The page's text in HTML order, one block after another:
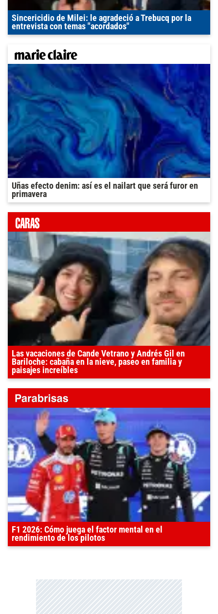
Sincericidio de Milei: le agradeció a Trebucq por la
entrevista con temas "acordados"
Uñas efecto denim: así es el nailart que será furor en
primavera
Las vacaciones de Cande Vetrano y Andrés Gil en
Bariloche: cabaña en la nieve, paseo en familia y
paisajes increíbles
F1 2026: Cómo juega el factor mental en el
rendimiento de los pilotos